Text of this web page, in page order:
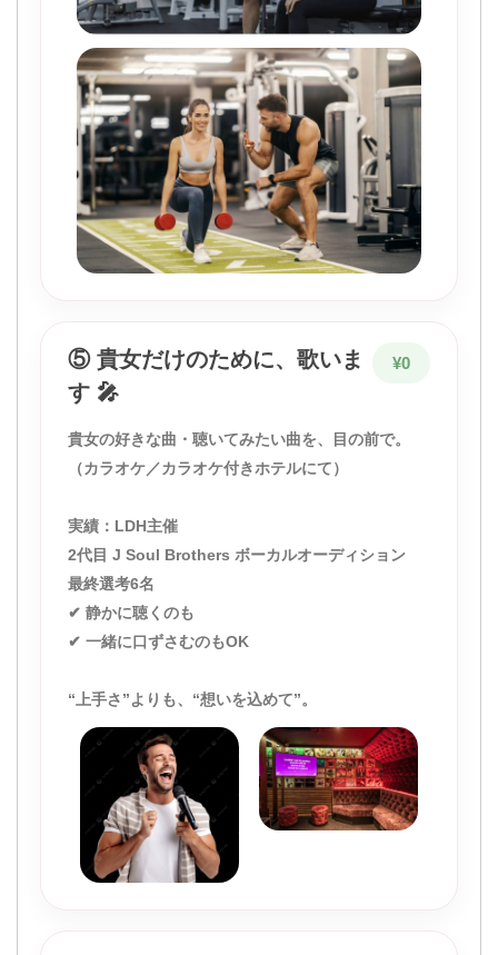
⑤ 貴女だけのために、歌いま
す 🎤
¥0
貴女の好きな曲・聴いてみたい曲を、目の前で。
（カラオケ／カラオケ付きホテルにて）
実績：LDH主催
2代目 J Soul Brothers ボーカルオーディション
最終選考6名
✔ 静かに聴くのも
✔ 一緒に口ずさむのもOK
“上手さ”よりも、“想いを込めて”。